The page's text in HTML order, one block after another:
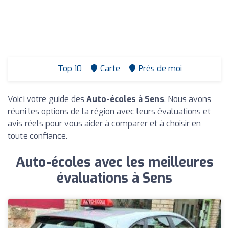
Top 10 Carte Près de moi
Voici votre guide des Auto-écoles à Sens. Nous avons
réuni les options de la région avec leurs évaluations et
avis réels pour vous aider à comparer et à choisir en
toute confiance.
Auto-écoles avec les meilleures
évaluations à Sens